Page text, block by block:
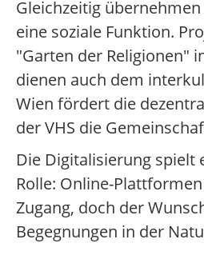
Gleichzeitig
eine soziale Funktion.
"Garten der Religionen"
dienen auch dem
Wien fördert die
der VHS die
Die Digitalisierung spielt
Rolle: Online-
Zugang, doch der
Begegnungen in der